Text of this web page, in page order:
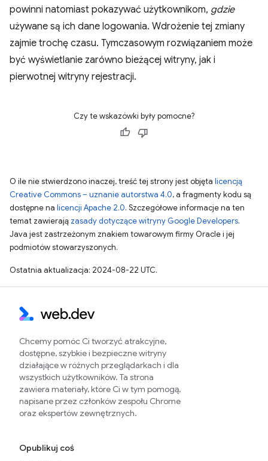
powinni natomiast pokazywać użytkownikom, gdzie
używane są ich dane logowania. Wdrożenie tej zmiany
zajmie trochę czasu. Tymczasowym rozwiązaniem może
być wyświetlanie zarówno bieżącej witryny, jak i
pierwotnej witryny rejestracji.
Czy te wskazówki były pomocne?
O ile nie stwierdzono inaczej, treść tej strony jest objęta licencją
Creative Commons – uznanie autorstwa 4.0, a fragmenty kodu są
dostępne na licencji Apache 2.0. Szczegółowe informacje na ten
temat zawierają zasady dotyczące witryny Google Developers.
Java jest zastrzeżonym znakiem towarowym firmy Oracle i jej
podmiotów stowarzyszonych.
Ostatnia aktualizacja: 2024-08-22 UTC.
Chcemy pomóc Ci tworzyć atrakcyjne,
dostępne, szybkie i bezpieczne witryny
działające w różnych przeglądarkach i dla
wszystkich użytkowników. Ta strona
zawiera materiały, które Ci w tym pomogą,
napisane przez członków zespołu Chrome
oraz ekspertów zewnętrznych.
Opublikuj coś